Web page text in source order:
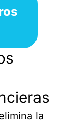
la